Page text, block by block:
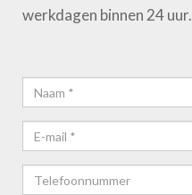
werkdagen binnen 24 uur.
Naam*
E-
mail*
Telefoonnummer